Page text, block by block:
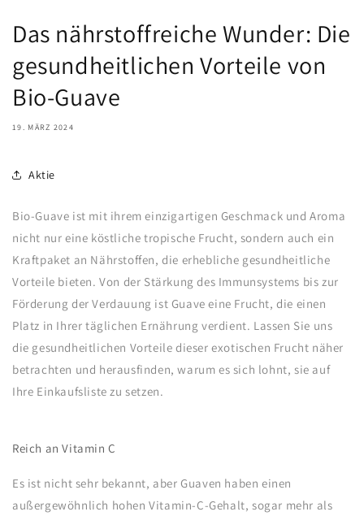
Das nährstoffreiche Wunder: Die
gesundheitlichen Vorteile von
Bio-Guave
19. MÄRZ 2024
Aktie
Bio-Guave ist mit ihrem einzigartigen Geschmack und Aroma
nicht nur eine köstliche tropische Frucht, sondern auch ein
Kraftpaket an Nährstoffen, die erhebliche gesundheitliche
Vorteile bieten. Von der Stärkung des Immunsystems bis zur
Förderung der Verdauung ist Guave eine Frucht, die einen
Platz in Ihrer täglichen Ernährung verdient. Lassen Sie uns
die gesundheitlichen Vorteile dieser exotischen Frucht näher
betrachten und herausfinden, warum es sich lohnt, sie auf
Ihre Einkaufsliste zu setzen.
Reich an Vitamin C
Es ist nicht sehr bekannt, aber Guaven haben einen
außergewöhnlich hohen Vitamin-C-Gehalt, sogar mehr als